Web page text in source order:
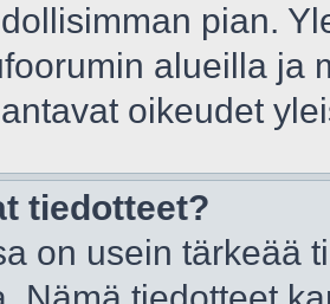
pian.
alueilla ja
oikeudet
tiedotteet?
on usein tärkeää